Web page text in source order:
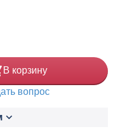
В корзину
вопрос